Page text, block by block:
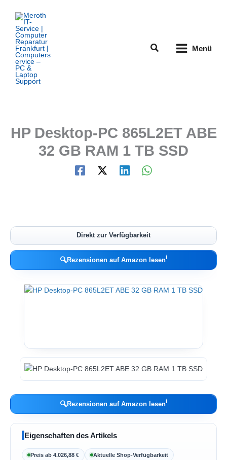
Inhalt
springen
Suchen Menü
HP Desktop-PC 865L2ET ABE
32 GB RAM 1 TB SSD
Direkt zur Verfügbarkeit
🔍Rezensionen auf Amazon lesenℹ︎
🔍Rezensionen auf Amazon lesenℹ︎
Eigenschaften des Artikels
Preis ab 4.026,88 € Aktuelle Shop-Verfügbarkeit